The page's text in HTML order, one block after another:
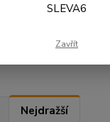
Nejdražší
SLEVA6
Zavřít